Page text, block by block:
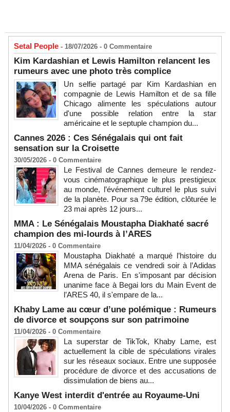
Setal People - 18/07/2026 - 0 Commentaire
Kim Kardashian et Lewis Hamilton relancent les
rumeurs avec une photo très complice
Un selfie partagé par Kim Kardashian en
compagnie de Lewis Hamilton et de sa fille
Chicago alimente les spéculations autour
d'une possible relation entre la star
américaine et le septuple champion du...
Cannes 2026 : Ces Sénégalais qui ont fait
sensation sur la Croisette
30/05/2026 - 0 Commentaire
Le Festival de Cannes demeure le rendez-
vous cinématographique le plus prestigieux
au monde, l’événement culturel le plus suivi
de la planète. Pour sa 79e édition, clôturée le
23 mai après 12 jours...
MMA : Le Sénégalais Moustapha Diakhaté sacré
champion des mi-lourds à l’ARES
11/04/2026 - 0 Commentaire
Moustapha Diakhaté a marqué l’histoire du
MMA sénégalais ce vendredi soir à l’Adidas
Arena de Paris. En s'imposant par décision
unanime face à Begai lors du Main Event de
l’ARES 40, il s'empare de la...
Khaby Lame au cœur d’une polémique : Rumeurs
de divorce et soupçons sur son patrimoine
11/04/2026 - 0 Commentaire
La superstar de TikTok, Khaby Lame, est
actuellement la cible de spéculations virales
sur les réseaux sociaux. Entre une supposée
procédure de divorce et des accusations de
dissimulation de biens au...
Kanye West interdit d'entrée au Royaume-Uni
10/04/2026 - 0 Commentaire